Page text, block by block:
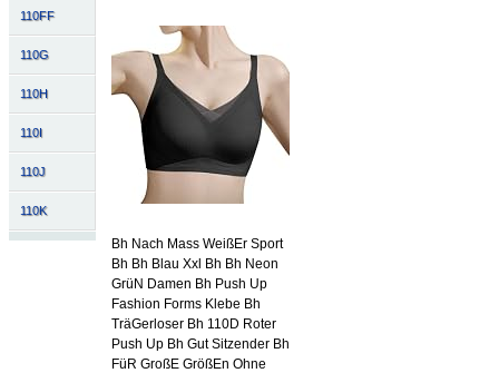
110FF
110G
110H
110I
110J
110K
Bh Nach Mass WeißEr Sport
Bh Bh Blau Xxl Bh Bh Neon
GrüN Damen Bh Push Up
Fashion Forms Klebe Bh
TräGerloser Bh 110D Roter
Push Up Bh Gut Sitzender Bh
FüR GroßE GrößEn Ohne